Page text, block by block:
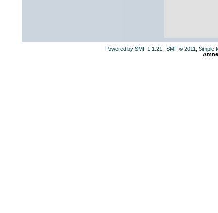
Powered by SMF 1.1.21 | SMF © 2011, Simple